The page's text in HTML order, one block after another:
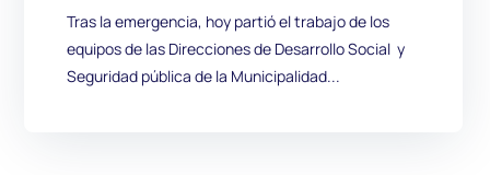
Tras la emergencia, hoy partió el trabajo de los
equipos de las Direcciones de Desarrollo Social y
Seguridad pública de la Municipalidad...